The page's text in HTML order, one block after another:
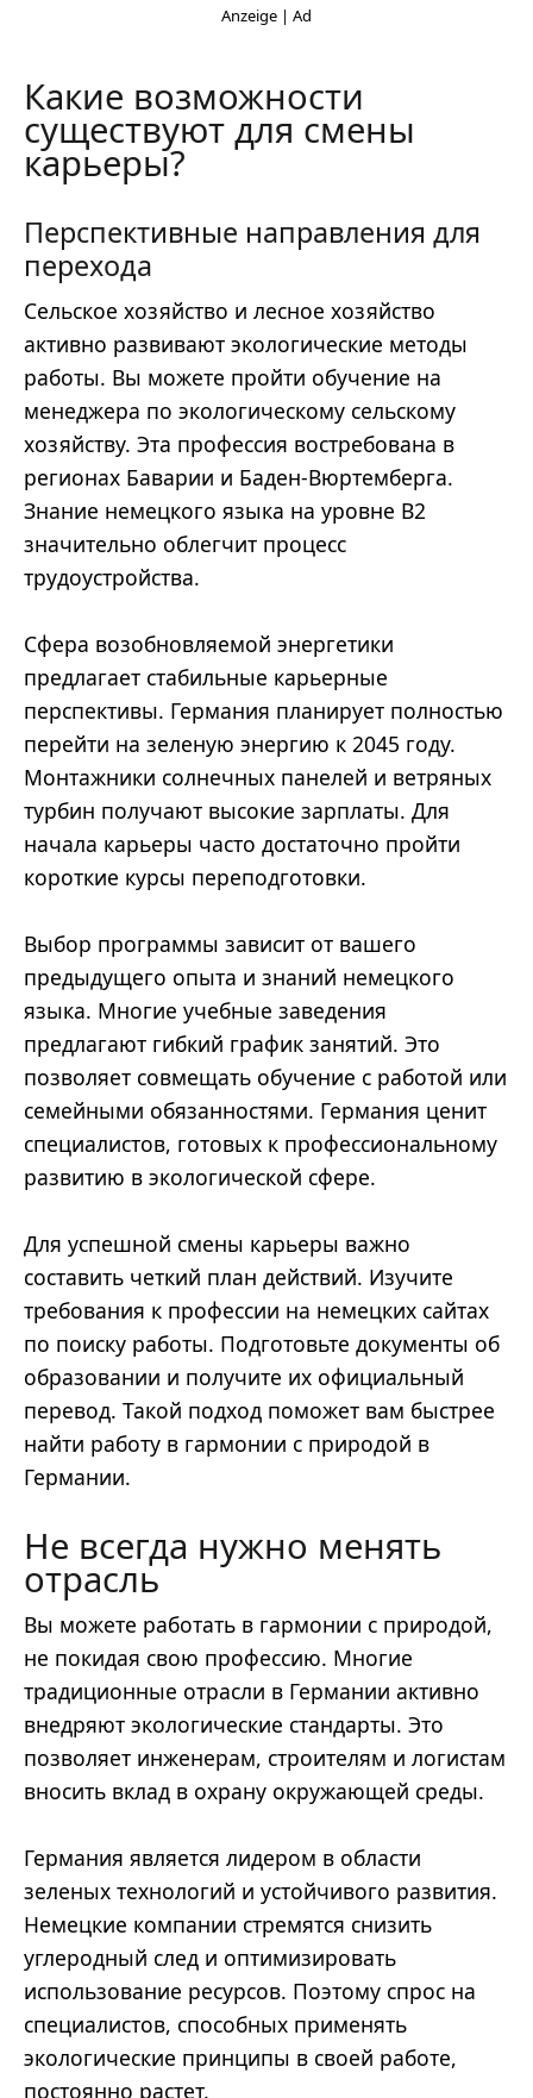
Какие возможности
существуют для смены
карьеры?
Перспективные направления для
перехода
Сельское хозяйство и лесное хозяйство
активно развивают экологические методы
работы. Вы можете пройти обучение на
менеджера по экологическому сельскому
хозяйству. Эта профессия востребована в
регионах Баварии и Баден-Вюртемберга.
Знание немецкого языка на уровне B2
значительно облегчит процесс
трудоустройства.
Сфера возобновляемой энергетики
предлагает стабильные карьерные
перспективы. Германия планирует полностью
перейти на зеленую энергию к 2045 году.
Монтажники солнечных панелей и ветряных
турбин получают высокие зарплаты. Для
начала карьеры часто достаточно пройти
короткие курсы переподготовки.
Выбор программы зависит от вашего
предыдущего опыта и знаний немецкого
языка. Многие учебные заведения
предлагают гибкий график занятий. Это
позволяет совмещать обучение с работой или
семейными обязанностями. Германия ценит
специалистов, готовых к профессиональному
развитию в экологической сфере.
Для успешной смены карьеры важно
составить четкий план действий. Изучите
требования к профессии на немецких сайтах
по поиску работы. Подготовьте документы об
образовании и получите их официальный
перевод. Такой подход поможет вам быстрее
найти работу в гармонии с природой в
Германии.
Не всегда нужно менять
отрасль
Вы можете работать в гармонии с природой,
не покидая свою профессию. Многие
традиционные отрасли в Германии активно
внедряют экологические стандарты. Это
позволяет инженерам, строителям и логистам
вносить вклад в охрану окружающей среды.
Германия является лидером в области
зеленых технологий и устойчивого развития.
Немецкие компании стремятся снизить
углеродный след и оптимизировать
использование ресурсов. Поэтому спрос на
специалистов, способных применять
экологические принципы в своей работе,
постоянно растет.